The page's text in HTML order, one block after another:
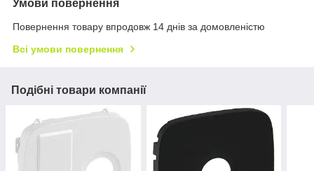
Умови повернення
Повернення товару впродовж 14 днів за домовленістю
Всі умови повернення
Подібні товари компанії